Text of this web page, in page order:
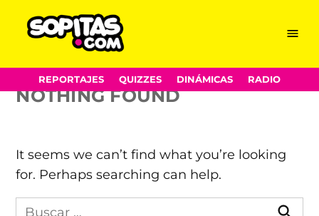
content
Menu
REPORTAJES QUIZZES DINÁMICAS RADIO
gorditas
NOTHING FOUND
It seems we can’t find what you’re looking
for. Perhaps searching can help.
Busca